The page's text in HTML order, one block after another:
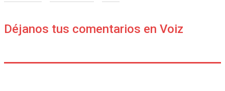
Déjanos tus comentarios en Voiz